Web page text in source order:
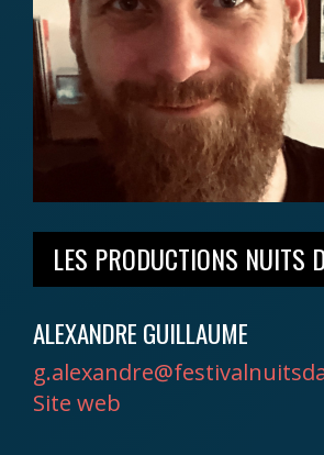
LES PRODUCTIONS NUITS
ALEXANDRE GUILLAUME
Site web